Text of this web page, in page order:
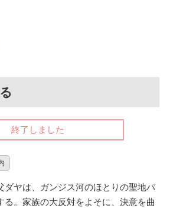
終了しました
ダヤは、ガンジス河のほとりの聖地バ
る。家族の大反対をよそに、決意を曲